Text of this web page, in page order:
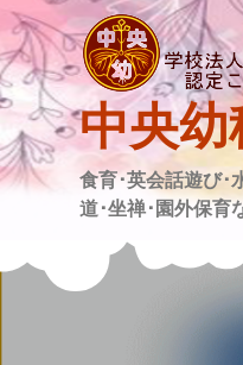
Skip
to
content
中央幼
食育･英会話遊び･
道･坐禅･園外保育